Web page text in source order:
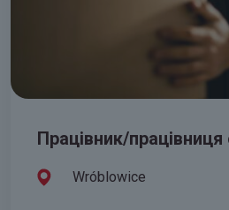
Працівник/
Wróblowice